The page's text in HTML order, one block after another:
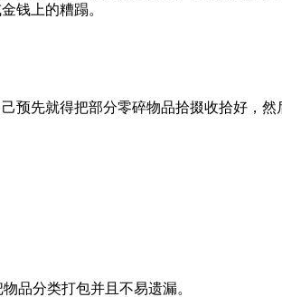
钱上的糟蹋。
先就得把部分零碎物品拾掇收拾好，然
分类打包并且不易遗漏。